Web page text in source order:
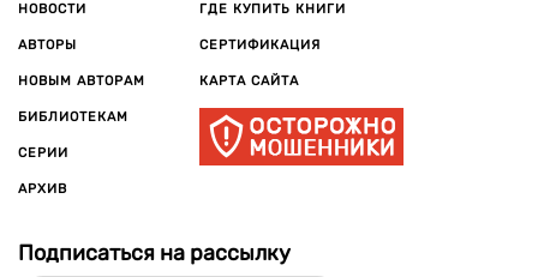
НОВОСТИ
АВТОРЫ
НОВЫМ АВТОРАМ
БИБЛИОТЕКАМ
СЕРИИ
АРХИВ
ГДЕ КУПИТЬ КНИГИ
СЕРТИФИКАЦИЯ
КАРТА САЙТА
Подписаться на рассылку